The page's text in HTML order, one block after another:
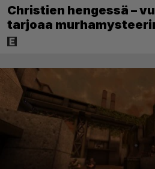
Christien hengessä –
tarjoaa